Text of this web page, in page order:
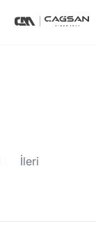
İleri